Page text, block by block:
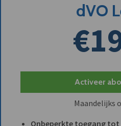
dVO
Activeer
Maandelijks
Onbeperkte toegang